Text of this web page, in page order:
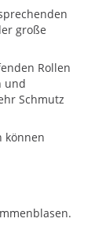
große
Rollen
und
Schmutz
können